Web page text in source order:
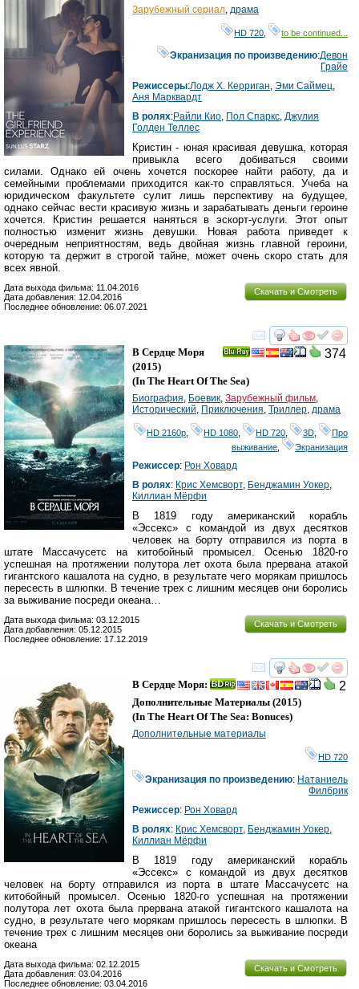
Зарубежный сериал, драма
HD 720 to be continued...
Экранизация по произведению:Девон
Грайе
Режиссеры:Лодж Х. Керриган, Эми Саймец,
Аня Марквардт
В ролях:Райли Кио, Пол Спаркс, Джулия
Голден Теллес
Кристин - юная красивая девушка, которая
привыкла всего добиваться своими
силами. Однако ей очень хочется поскорее найти работу, да и
семейными проблемами приходится как-то справляться. Учеба на
юридическом факультете сулит лишь перспективу на будущее,
однако сейчас вести красивую жизнь и зарабатывать деньги героине
хочется. Кристин решается наняться в эскорт-услуги. Этот опыт
полностью изменит жизнь девушки. Новая работа приведет к
очередным неприятностям, ведь двойная жизнь главной героини,
которую та держит в строгой тайне, может очень скоро стать для
всех явной.
Скачать и Смотреть
Дата выхода фильма: 11.04.2016
Дата добавления: 12.04.2016
Последнее обновление: 06.07.2021
смотреть
374
В Сердце Моря
(2015)
(In The Heart Of The Sea)
Биография, Боевик, Зарубежный фильм,
Исторический, Приключения, Триллер, драма
HD 2160р HD 1080 HD 720 3D
Про
выживание
Экранизация
Режиссер: Рон Ховард
В ролях: Крис Хемсворт, Бенджамин Уокер,
Киллиан Мёрфи
В 1819 году американский корабль
«Эссекс» с командой из двух десятков
человек на борту отправился из порта в
штате Массачусетс на китобойный промысел. Осенью 1820-го
успешная на протяжении полутора лет охота была прервана атакой
гигантского кашалота на судно, в результате чего морякам пришлось
пересесть в шлюпки. В течение трех с лишним месяцев они боролись
за выживание посреди океана…
Скачать и Смотреть
Дата выхода фильма: 03.12.2015
Дата добавления: 05.12.2015
Последнее обновление: 17.12.2019
смотреть
2
В Сердце Моря:
Дополнительные Материалы (2015)
(In The Heart Of The Sea: Bonuces)
Дополнительные материалы
HD 720
Экранизация по произведению: Натаниель
Филбрик
Режиссер: Рон Ховард
В ролях: Крис Хемсворт, Бенджамин Уокер,
Киллиан Мёрфи
В 1819 году американский корабль
«Эссекс» с командой из двух десятков
человек на борту отправился из порта в штате Массачусетс на
китобойный промысел. Осенью 1820-го успешная на протяжении
полутора лет охота была прервана атакой гигантского кашалота на
судно, в результате чего морякам пришлось пересесть в шлюпки. В
течение трех с лишним месяцев они боролись за выживание посреди
океана
Скачать и Смотреть
Дата выхода фильма: 02.12.2015
Дата добавления: 03.04.2016
Последнее обновление: 03.04.2016